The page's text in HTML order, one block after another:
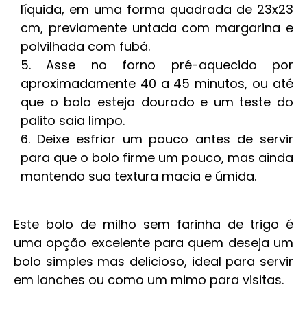
líquida, em uma forma quadrada de 23x23
cm, previamente untada com margarina e
polvilhada com fubá.
Asse no forno pré-aquecido por
aproximadamente 40 a 45 minutos, ou até
que o bolo esteja dourado e um teste do
palito saia limpo.
Deixe esfriar um pouco antes de servir
para que o bolo firme um pouco, mas ainda
mantendo sua textura macia e úmida.
Este bolo de milho sem farinha de trigo é
uma opção excelente para quem deseja um
bolo simples mas delicioso, ideal para servir
em lanches ou como um mimo para visitas.